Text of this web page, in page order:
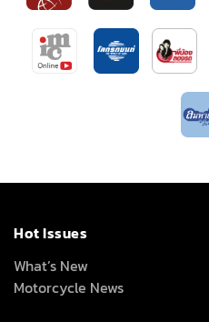
Hot Issues
What’s New
Motorcycle News